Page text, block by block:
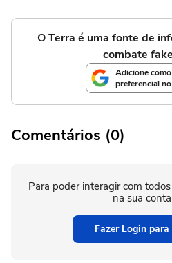
O Terra é uma fonte de
combate
Adicione
preferencial
Comentários (0)
Para poder interagir com
na sua
Fazer Login